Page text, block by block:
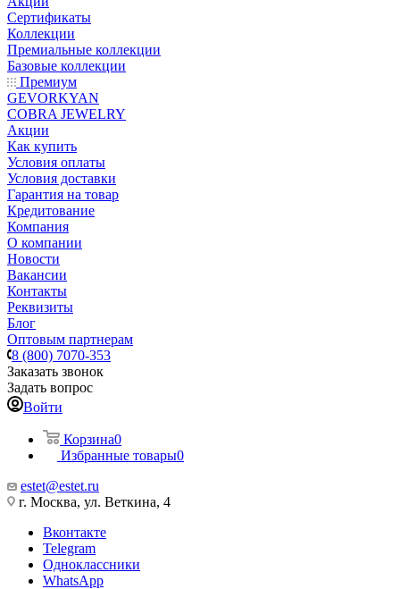
Сертификаты
Коллекции
Премиальные коллекции
Базовые коллекции
Премиум
GEVORKYAN
COBRA JEWELRY
Акции
Как купить
Условия оплаты
Условия доставки
Гарантия на товар
Кредитование
Компания
О компании
Новости
Вакансии
Контакты
Реквизиты
Блог
Оптовым партнерам
8 (800) 7070-353
Заказать звонок
Задать вопрос
Войти
Корзина0
Избранные товары0
estet@estet.ru
г. Москва, ул. Веткина, 4
Вконтакте
Telegram
Одноклассники
WhatsApp